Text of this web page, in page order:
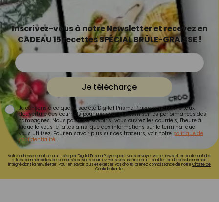
Inscrivez-vous à notre Newsletter et recevez en
CADEAU 15 recettes SPÉCIAL BRÛLE-GRAISSE !
Je télécharge
Je consens à ce que la société Digital Prisma Players analyse le taux
d'ouverture des courriels pour mesurer et optimiser les performances des
campagnes. Nous pourrons savoir si vous ouvrez les courriels, l'heure à
laquelle vous le faites ainsi que des informations sur le terminal que
vous utilisez. Pour en savoir plus sur ces traceurs, voir notre politique de
confidentialité.
Votre adresse email sera utilisée par Digital Prisma Playerspour vous envoyer votre newsletter contenant des
offres commerciales personnalisées. Vous pourrez vous désinscrire en utilisant le lien de désabonnement
intégré dans la newsletter. Pour en savoir plus et exercer vos droits, prenez connaissance de notreCharte de
Confidentialité.